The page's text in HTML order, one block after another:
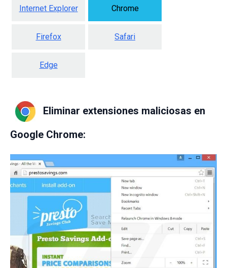
Internet Explorer Chrome
Firefox Safari
Edge
Eliminar extensiones maliciosas en
Google Chrome: